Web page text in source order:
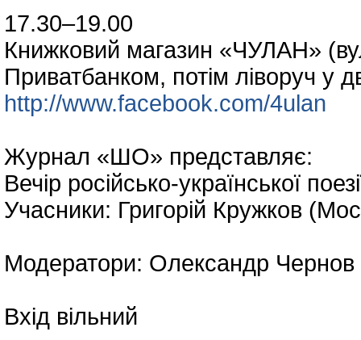
17.30–19.00
Книжковий магазин «ЧУЛАН»
Приватбанком, потім ліворуч у
http://www.facebook.com/4ulan
Журнал «ШО» представляє:
Вечір російсько-української
Учасники: Григорій Кружков
Модератори: Олександр Чернов
Вхід вільний